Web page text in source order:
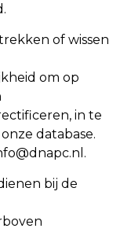
of wissen
om op
in te
database.
bij de